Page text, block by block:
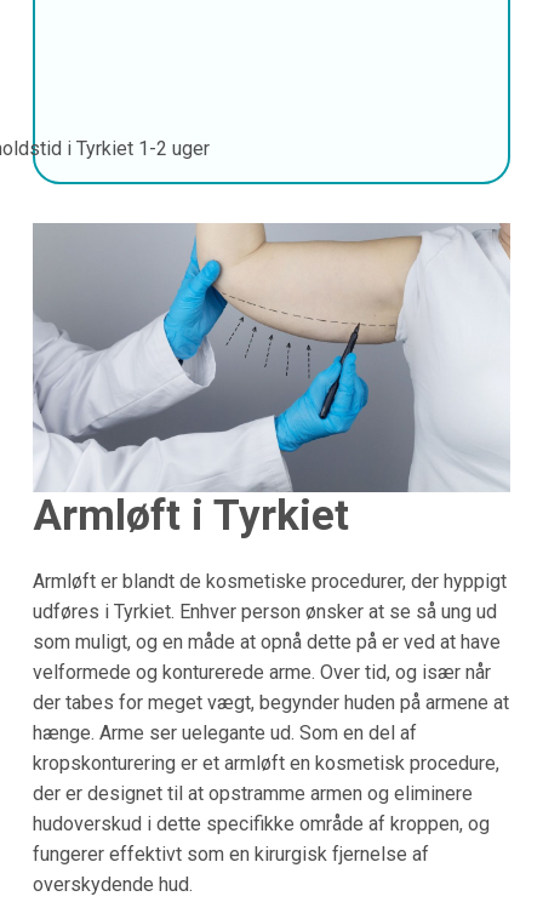
i Tyrkiet 1-2 uger
Armløft i Tyrkiet
Armløft er blandt de kosmetiske procedurer, der hyppigt
udføres i Tyrkiet. Enhver person ønsker at se så ung ud
som muligt, og en måde at opnå dette på er ved at have
velformede og konturerede arme. Over tid, og især når
der tabes for meget vægt, begynder huden på armene at
hænge. Arme ser uelegante ud. Som en del af
kropskonturering er et armløft en kosmetisk procedure,
der er designet til at opstramme armen og eliminere
hudoverskud i dette specifikke område af kroppen, og
fungerer effektivt som en kirurgisk fjernelse af
overskydende hud.